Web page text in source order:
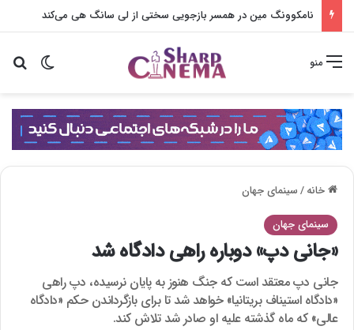
نامکوونگ مین در همسر بازجویی سختی از لی سانگ هی می‌کند
تغییر منو
خانه/سینمای جهان
سینمای جهان
«جانی دپ» دوباره راهی دادگاه شد
جانی دپ معتقد است که جنگ هنوز به پایان نرسیده، دپ راهی
«دادگاه استیناف بریتانیا» خواهد شد تا برای بازگرداندن حکم «دادگاه
عالی» که ماه گذشته علیه او صادر شد تلاش کند.